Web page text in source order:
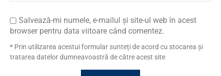
Salvează-mi numele, e-mailul și site-ul web în acest
browser pentru data viitoare când comentez.
* Prin utilizarea acestui formular sunteți de acord cu stocarea și
tratarea datelor dumneavoastră de către acest site